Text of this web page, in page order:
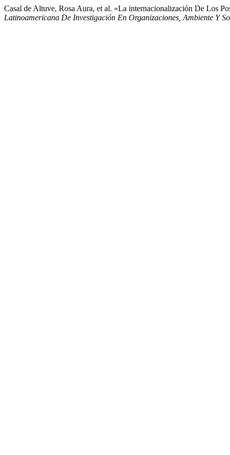
Casal de Altuve, Rosa Aura, et al. «La internacionalización De Los
Latinoamericana De Investigación En Organizaciones, Ambiente Y